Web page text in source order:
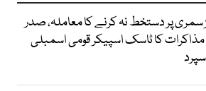
پر دستخط نہ کرنے کا معاملہ، صدر
کا ٹاسک اسپیکر قومی اسمبلی